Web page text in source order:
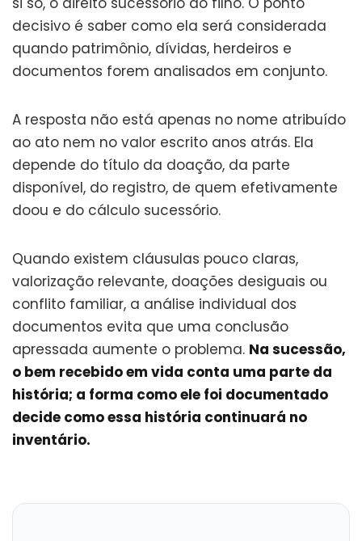
decisivo é saber como ela será considerada
quando patrimônio, dívidas, herdeiros e
documentos forem analisados em conjunto.
A resposta não está apenas no nome atribuído
ao ato nem no valor escrito anos atrás. Ela
depende do título da doação, da parte
disponível, do registro, de quem efetivamente
doou e do cálculo sucessório.
Quando existem cláusulas pouco claras,
valorização relevante, doações desiguais ou
conflito familiar, a análise individual dos
documentos evita que uma conclusão
apressada aumente o problema. Na sucessão,
o bem recebido em vida conta uma parte da
história; a forma como ele foi documentado
decide como essa história continuará no
inventário.